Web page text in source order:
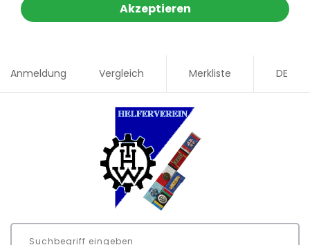
Akzeptieren
Anmeldung Vergleich Merkliste DE